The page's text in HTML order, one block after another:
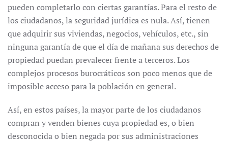
pueden completarlo con ciertas garantías. Para el resto de
los ciudadanos, la seguridad jurídica es nula. Así, tienen
que adquirir sus viviendas, negocios, vehículos, etc., sin
ninguna garantía de que el día de mañana sus derechos de
propiedad puedan prevalecer frente a terceros. Los
complejos procesos burocráticos son poco menos que de
imposible acceso para la población en general.
Así, en estos países, la mayor parte de los ciudadanos
compran y venden bienes cuya propiedad es, o bien
desconocida o bien negada por sus administraciones